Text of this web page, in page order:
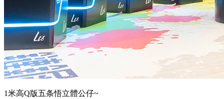
1米高Q版五条悟立體公仔~